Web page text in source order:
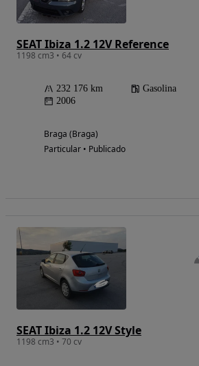
SEAT Ibiza 1.2 12V Reference
1198 cm3 • 64 cv
232 176 km Gasolina
2006
Braga (Braga)
Particular • Publicado
SEAT Ibiza 1.2 12V Style
1198 cm3 • 70 cv